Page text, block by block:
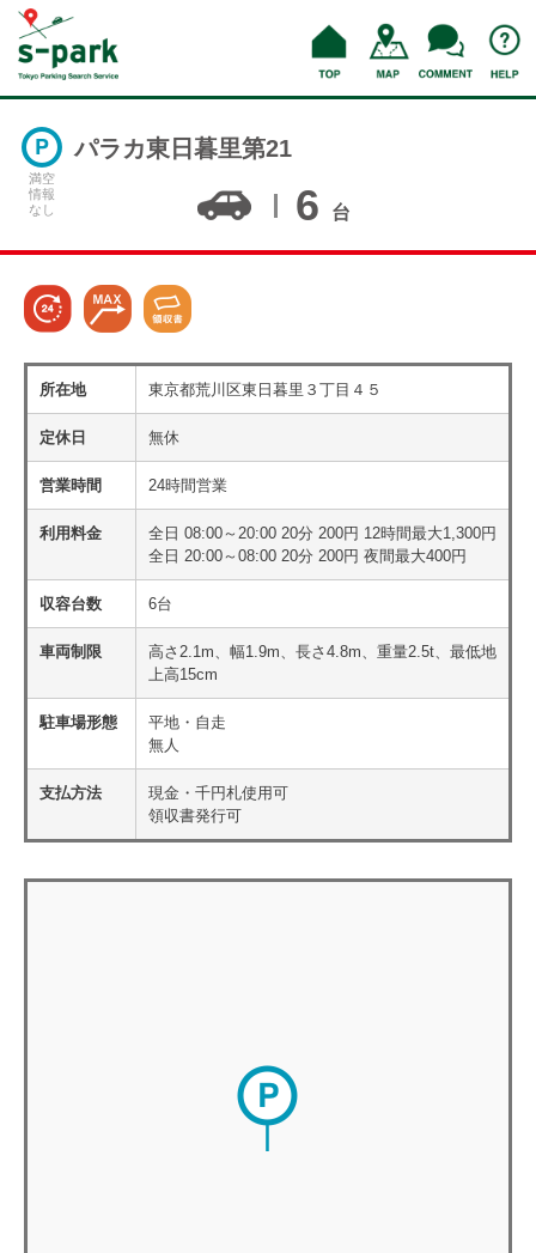
満空
情報
なし
パラカ東日暮里第21
6 台
所在地 東京都荒川区東日暮里３丁目４５
定休日 無休
営業時間 24時間営業
利用料金
全日 08:00～20:00 20分 200円 12時間最大1,300円
全日 20:00～08:00 20分 200円 夜間最大400円
収容台数 6台
車両制限
高さ2.1m、幅1.9m、長さ4.8m、重量2.5t、最低地
上高15cm
駐車場形態
平地・自走
無人
支払方法
現金・千円札使用可
領収書発行可